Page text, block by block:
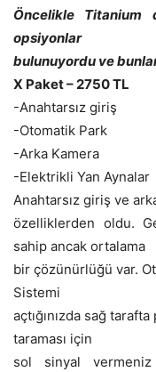
Öncelikle Titanium
opsiyonlar
bulunuyordu ve
X Paket – 2750 TL
-Anahtarsız giriş
-Otomatik Park
-Arka Kamera
-Elektrikli Yan Aynalar
Anahtarsız giriş ve
özelliklerden oldu.
sahip ancak ortalama
bir çözünürlüğü var.
Sistemi
açtığınızda sağ
taraması için
sol sinyal